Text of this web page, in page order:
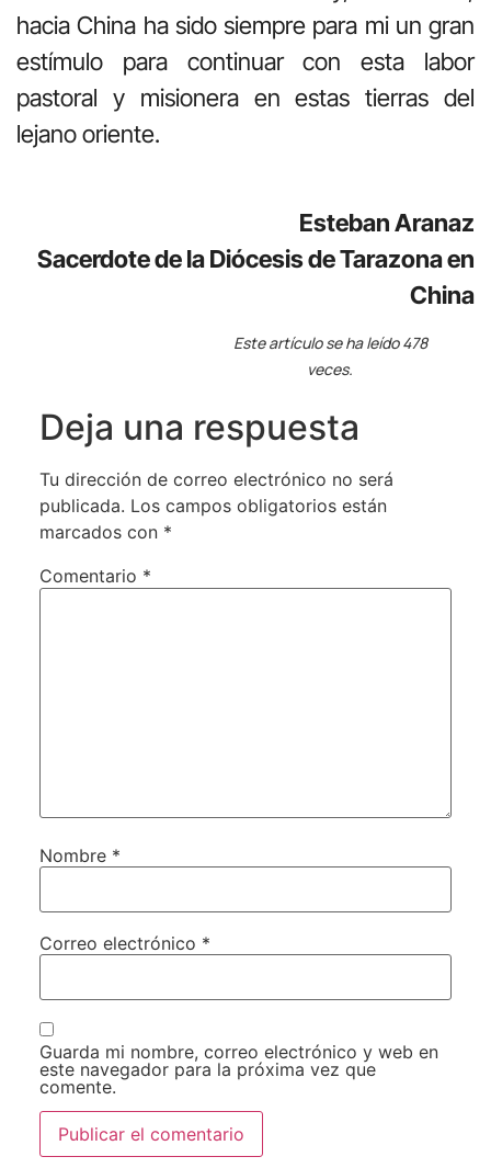
hacia China ha sido siempre para mi un gran
estímulo para continuar con esta labor
pastoral y misionera en estas tierras del
lejano oriente.
Esteban Aranaz
Sacerdote de la Diócesis de Tarazona en
China
Este artículo se ha leído 478
veces.
Deja una respuesta
Tu dirección de correo electrónico no será
publicada. Los campos obligatorios están
marcados con *
Comentario *
Nombre *
Correo electrónico *
Guarda mi nombre, correo electrónico y web en
este navegador para la próxima vez que
comente.